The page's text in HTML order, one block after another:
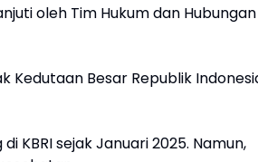
oleh Tim Hukum dan Hubungan
Kedutaan Besar Republik
KBRI sejak Januari 2025. Namun,